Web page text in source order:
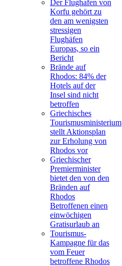
Der Flughafen von
Korfu gehört zu
den am wenigsten
stressigen
Flughäfen
Europas, so ein
Bericht
Brände auf
Rhodos: 84% der
Hotels auf der
Insel sind nicht
betroffen
Griechisches
Tourismusministerium
stellt Aktionsplan
zur Erholung von
Rhodos vor
Griechischer
Premierminister
bietet den von den
Bränden auf
Rhodos
Betroffenen einen
einwöchigen
Gratisurlaub an
Tourismus-
Kampagne für das
vom Feuer
betroffene Rhodos